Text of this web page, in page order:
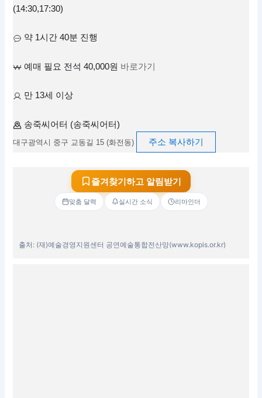
(14:30,17:30)
약 1시간 40분 진행
예매 필요 전석 40,000원 바로가기
만 13세 이상
송죽씨어터 (송죽씨어터)
대구광역시 중구 교동길 15 (화전동) 주소 복사하기
즐겨찾기하고 알림받기
맞춤 달력 실시간 소식 리마인더
출처: (재)예술경영지원센터 공연예술통합전산망(www.kopis.or.kr)